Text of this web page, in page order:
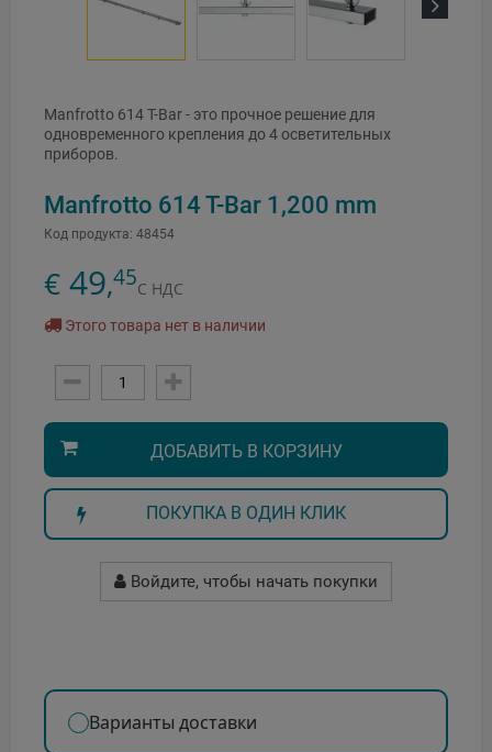
Manfrotto 614 T-Bar - это прочное решение для
одновременного крепления до 4 осветительных
приборов.
Manfrotto 614 T-Bar 1,200 mm
Код продукта: 48454
€ 49,45С НДС
Этого товара нет в наличии
ДОБАВИТЬ В КОРЗИНУ
ПОКУПКА В ОДИН КЛИК
Войдите, чтобы начать покупки
Варианты доставки